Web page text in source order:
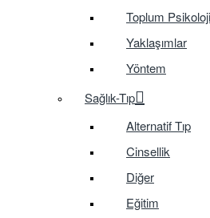
Toplum
Yaklaşımlar
Yöntem
Sağlık-Tıp
Alternatif Tıp
Cinsellik
Diğer
Eğitim